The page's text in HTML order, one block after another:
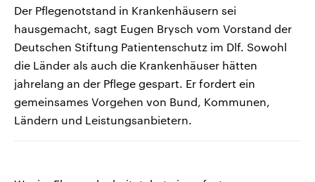
Der Pflegenotstand in Krankenhäusern sei
hausgemacht, sagt Eugen Brysch vom Vorstand der
Deutschen Stiftung Patientenschutz im Dlf. Sowohl
die Länder als auch die Krankenhäuser hätten
jahrelang an der Pflege gespart. Er fordert ein
gemeinsames Vorgehen von Bund, Kommunen,
Ländern und Leistungsanbietern.